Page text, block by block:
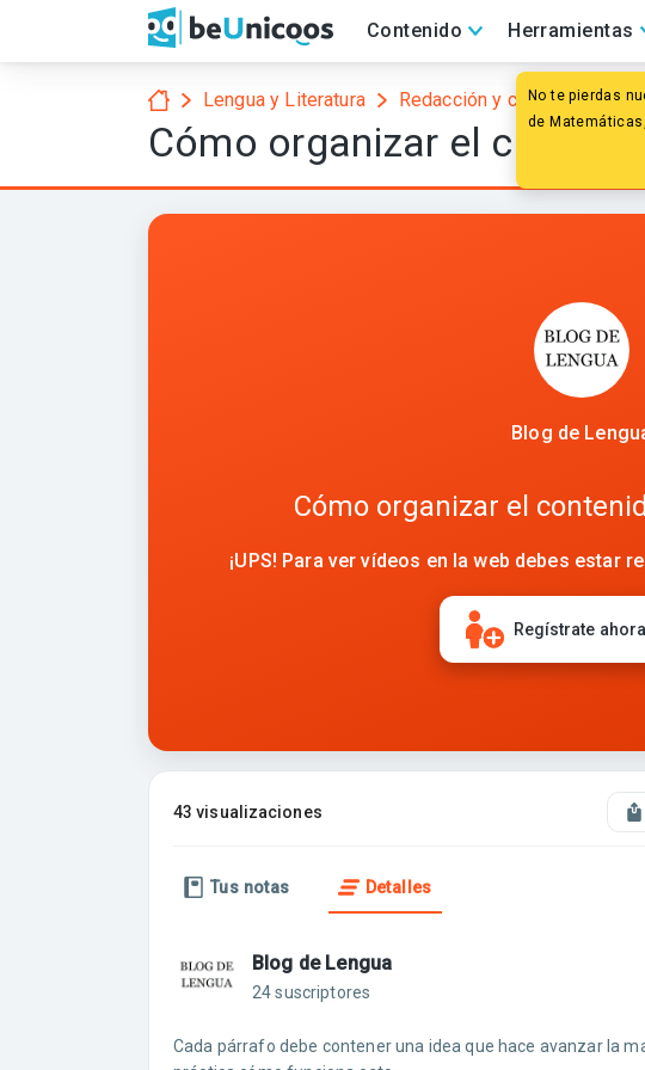
Contenido Herramientas
No te pierdas
de
Lengua y Literatura Redacción y composición
Cómo organizar el
Blog de
Cómo organizar el
¡UPS! Para ver vídeos en la web debes estar
Regístrate
43 visualizaciones
Tus notas Detalles
Blog de Lengua
24 suscriptores
Cada párrafo debe contener una idea que hace avanzar la